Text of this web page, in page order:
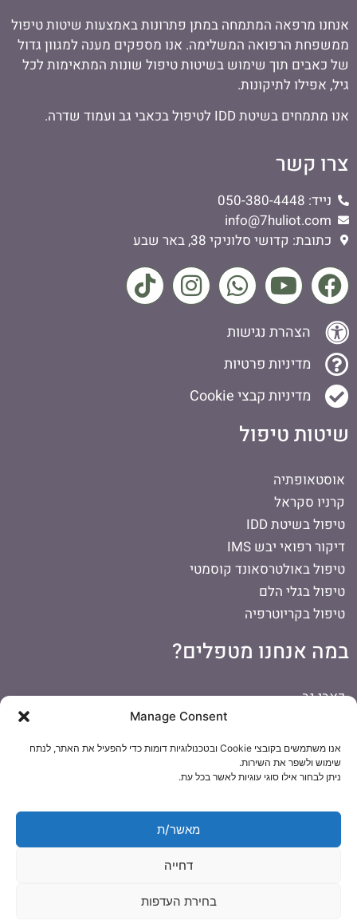
Manage Consent
אנו משתמשים בקובצי Cookie ובטכנולוגיות דומות כדי להפעיל את האתר, לנתח
שימוש ולשפר את השירות.
ניתן לבחור אילו סוגי עוגיות לאשר בכל עת.
מאשר/ת
דחייה
בחירת העדפות
אנחנו מרפאה המתמחה במתן פתרונות באמצעות שיטות טיפול
ממשפחת הרפואה המשלימה. אנו מספקים מענה למגוון גדול
של כאבים תוך שימוש בשיטות טיפול שונות המתאימות לכל
גיל, אפילו לתיקונות.
אנו מתמחים בשיטת IDD לטיפול בכאבי גב ועמוד שדרה.
צרו קשר
נייד: 050-380-4448
info@7huliot.com
כתובת: קדושי סלוניקי 38, באר שבע
הצהרת נגישות
מדיניות פרטיות
מדיניות קבצי Cookie
שיטות טיפול
אוסטאופתיה
קרניו סקראל
טיפול בשיטת IDD
דיקור רפואי יבש IMS
טיפול באולטרסאונד קוסמטי
טיפול בגלי הלם
טיפול בקריוטרפיה
במה אנחנו מטפלים?
כאבי גב
כאבי ראש
דורבן ברגל
כאבי צוואר
כאבי ברכיים
טיפול לתינוקות